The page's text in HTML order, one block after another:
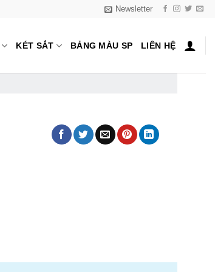
Newsletter
KÉT SẮT BẢNG MÀU SP LIÊN HỆ